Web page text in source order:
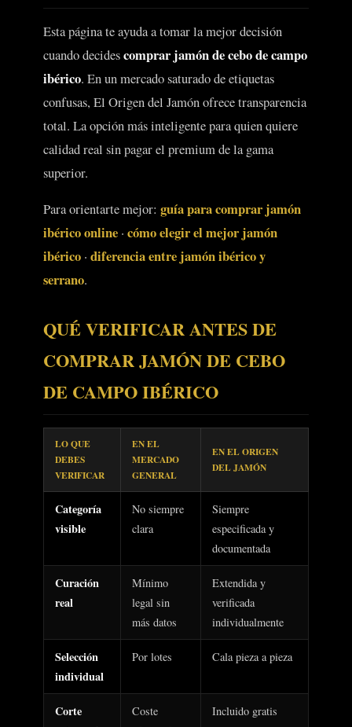
Esta página te ayuda a tomar la mejor decisión
cuando decidescomprar jamón de cebo de campo
ibérico. En un mercado saturado de etiquetas
confusas, El Origen del Jamón ofrece transparencia
total. La opción más inteligente para quien quiere
calidad real sin pagar el premium de la gama
superior.
Para orientarte mejor: guía para comprar jamón
ibérico online · cómo elegir el mejor jamón
ibérico · diferencia entre jamón ibérico y
serrano.
QUÉ VERIFICAR ANTES DE
COMPRAR JAMÓN DE CEBO
DE CAMPO IBÉRICO
LO QUE
DEBES
VERIFICAR
EN EL
MERCADO
GENERAL
EN EL ORIGEN
DEL JAMÓN
Categoría
visible
No siempre
clara
Siempre
especificada y
documentada
Curación
real
Mínimo
legal sin
más datos
Extendida y
verificada
individualmente
Selección
individual
Por lotes Cala pieza a pieza
Corte
Coste
Incluido gratis